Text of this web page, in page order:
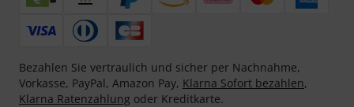
Bezahlen Sie vertraulich und sicher per Nachnahme,
Vorkasse, PayPal, Amazon Pay, Klarna Sofort bezahlen,
Klarna Ratenzahlung oder Kreditkarte.